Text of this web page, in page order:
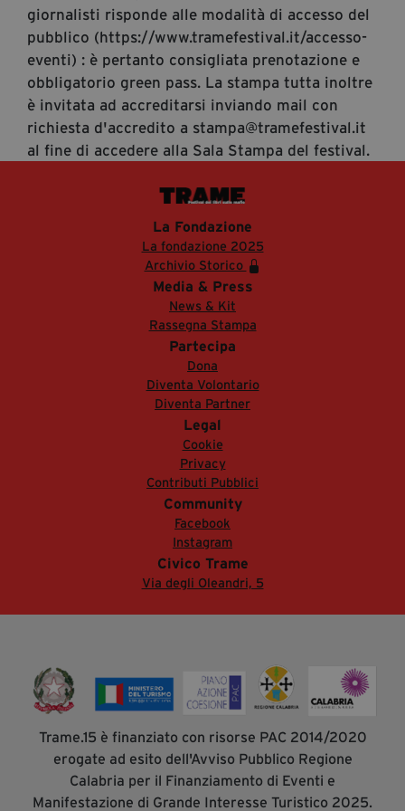
giornalisti risponde alle modalità di accesso del
pubblico (https://www.tramefestival.it/accesso-
eventi) : è pertanto consigliata prenotazione e
obbligatorio green pass. La stampa tutta inoltre
è invitata ad accreditarsi inviando mail con
richiesta d'accredito a stampa@tramefestival.it
al fine di accedere alla Sala Stampa del festival.
La Fondazione
La fondazione 2025
Archivio Storico
Media & Press
News & Kit
Rassegna Stampa
Partecipa
Dona
Diventa Volontario
Diventa Partner
Legal
Cookie
Privacy
Contributi Pubblici
Community
Facebook
Instagram
Civico Trame
Via degli Oleandri, 5
Trame.15 è finanziato con risorse PAC 2014/2020
erogate ad esito dell'Avviso Pubblico Regione
Calabria per il Finanziamento di Eventi e
Manifestazione di Grande Interesse Turistico 2025.